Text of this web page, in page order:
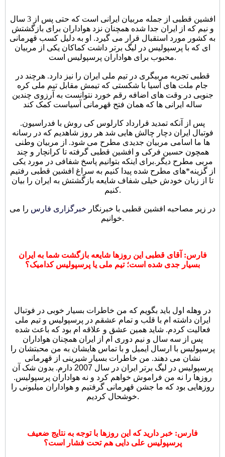
افشین قطبی از جمله مربیان ایرانی است که حتی پس از 3 سال
و نیم که از ایران جدا شده همچنان نزد هواداران برای بازگشتش
به کشور مورد استقبال قرار می گیرد. او به دلیل کسب قهرمانی
ای که با پرسپولیس در لیگ برتر داشت کماکان یکی از مربیان
محبوب برای هواداران پرسپولیس است.
قطبی تجربه مربیگری در تیم ملی ایران را نیز دارد. هرچند در
جام ملت های آسیا با شکستی که تیمش مقابل تیم ملی کره
جنوبی در وقت های اضافه رقم خورد نتوانست به آرزوی چندین
ساله ایرانی ها که همان فتح قهرمانی آسیاست کمک کند
.پس از آنکه تمدید قرارداد کارلوس کی روش با فدراسیون
فوتبال ایران دچار چالش هایی شد هر روز شاهدیم که در رسانه
ها ما اسامی مربیان جدیدی مطرح می شود. از مربیان وطنی
همچون حسین فرکی و افشین قطبی گرفته تا کرانچار و چند
مربی مطرح دیگر.برای اینکه بتوانیم پاسخ شفافی در مورد یکی
از گزینه*های مطرح شده پیدا کنیم به سراغ افشین قطبی رفتیم
تا از زبان خودش خیلی شفاف شایعه بازگشتش به ایران را بیان
کنیم.
در زیر مصاحبه افشین قطبی با خبرنگار خبرگزاری فارس را می
خوانیم.
فارس: آقای قطبی این روزها شایعه بازگشت شما به ایران
بسیار جدی شده است؛ تیم ملی یا پرسپولیس کدامیک؟
در وهله اول باید بگویم که من خاطرات بسیار خوبی در فوتبال
ایران داشته ام با قلب و تمام عشقم در پرسپولیس و تیم ملی
فعالیت کردم. شاید همین عشق و علاقه ام بود که باعث شده
پس از سه سال و نیم دوری ام از ایران همچنان هواداران
پرسپولیس با ارسال ایمیل و با تماس هایشان به من محبتشان را
نشان می دهند. من خاطرات بسیار شیرینی از قهرمانی
پرسپولیس در لیگ برتر ایران در سال 2007 دارم. بدون شک آن
روزها را نه من فراموش خواهم کرد و نه هواداران پرسپولیس.
روزهایی بود که ما جشن قهرمانی گرفتیم و هواداران میلیونی را
خوشحال کردیم.
فارس: خبر دارید که این روزها با توجه به نتایج ضعیف
پرسپولیس علی دایی هم تحت فشار است؟